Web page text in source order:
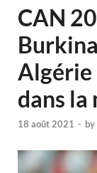
CAN
Algérie
dans la
18 août 2021 - by